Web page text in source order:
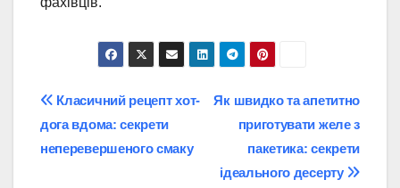
Post
navigation
Як швидко та апетитно
приготувати желе з
пакетика: секрети
ідеального десерту
Класичний рецепт хот-
дога вдома: секрети
неперевершеного смаку